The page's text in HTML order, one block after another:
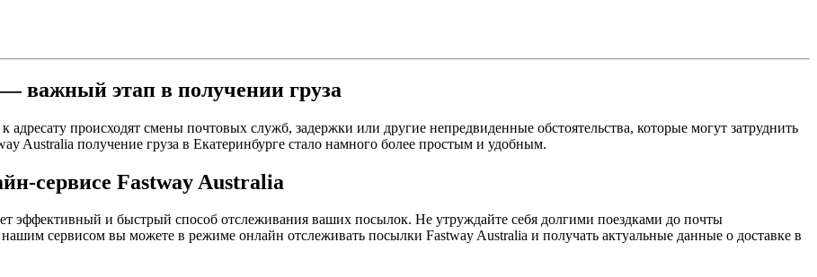
важный этап в получении груза
происходят смены почтовых служб, задержки или другие непредвиденные обстоятельства, которые могут затруднить
Australia получение груза в Екатеринбурге стало намного более простым и удобным.
сервисе Fastway Australia
эффективный и быстрый способ отслеживания ваших посылок. Не утруждайте себя долгими поездками до почты
сервисом вы можете в режиме онлайн отслеживать посылки Fastway Australia и получать актуальные данные о доставке в